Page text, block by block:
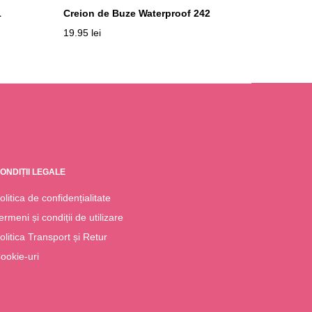
Creion de Buze Waterproof 242
19.95 lei
LEGALE
de confidențialitate
și condiții de utilizare
Transport și Retur
uri